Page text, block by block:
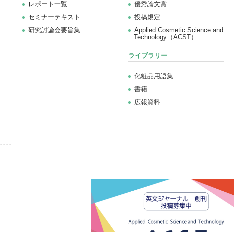
レポート一覧
セミナーテキスト
研究討論会要旨集
優秀論文賞
投稿規定
Applied Cosmetic Science and
Technology（ACST）
ライブラリー
化粧品用語集
書籍
広報資料